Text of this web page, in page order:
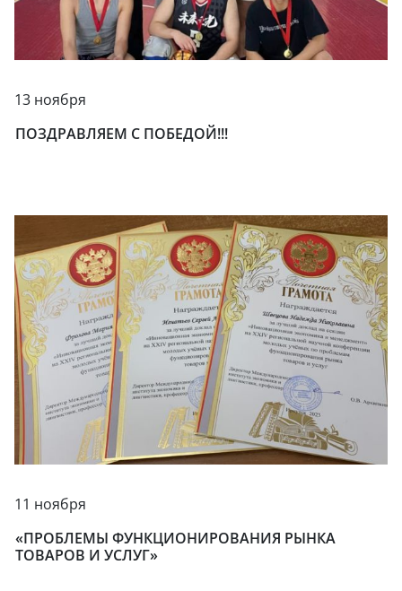
13 ноября
ПОЗДРАВЛЯЕМ С ПОБЕДОЙ!!!
11 ноября
«ПРОБЛЕМЫ ФУНКЦИОНИРОВАНИЯ РЫНКА
ТОВАРОВ И УСЛУГ»